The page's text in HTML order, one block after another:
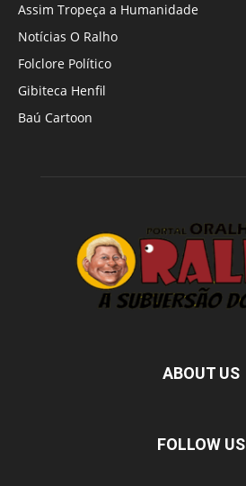
Assim Tropeça a Humanidade
Notícias O Ralho
Folclore Político
Gibiteca Henfil
Baú Cartoon
ABOUT US
FOLLOW US